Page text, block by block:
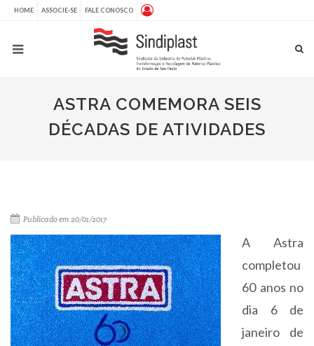
HOME ASSOCIE-SE FALE CONOSCO
ASTRA COMEMORA SEIS
DÉCADAS DE ATIVIDADES
Publicado em 20/01/2017
A Astra
completou
60 anos no
dia 6 de
janeiro de